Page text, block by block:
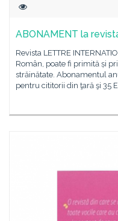
ABONAMENT la
Revista LETTRE
Român, poate fi primită și
străinătate. Abonamentul
pentru cititorii din ţară şi 35